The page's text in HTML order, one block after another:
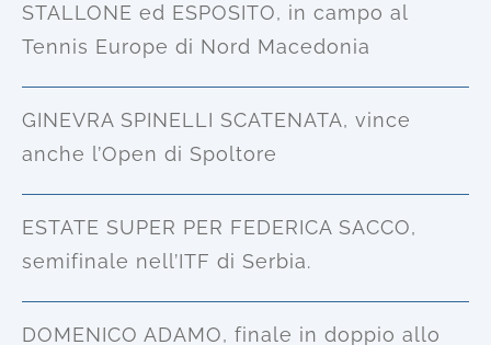
STALLONE ed ESPOSITO, in campo al
Tennis Europe di Nord Macedonia
GINEVRA SPINELLI SCATENATA, vince
anche l’Open di Spoltore
ESTATE SUPER PER FEDERICA SACCO,
semifinale nell’ITF di Serbia.
DOMENICO ADAMO, finale in doppio allo